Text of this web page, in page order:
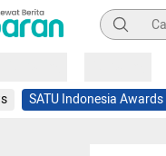
Pencarian
SATU Indonesia Awards